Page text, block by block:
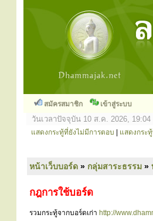
สมัครสมาชิก เข้าสู่ระบบ
วันเวลาปัจจุบัน 10 ส.ค. 2026, 19:04
แสดงกระทู้ที่ยังไม่มีการตอบ แสดงกระ
หน้าเว็บบอร์ด » กลุ่มสาระธรรม »
กฎการใช้บอร์ด
รวมกระทู้จากบอร์ดเก่า http://